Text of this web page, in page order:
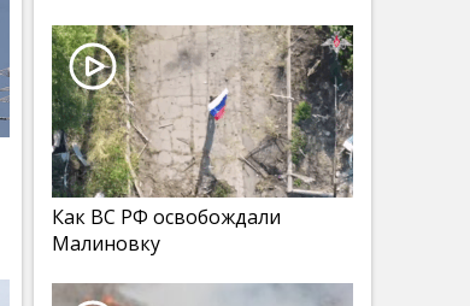
Как ВС РФ освобождали
Малиновку